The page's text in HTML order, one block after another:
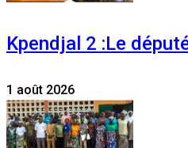
Kpendjal 2 :Le
1 août 2026